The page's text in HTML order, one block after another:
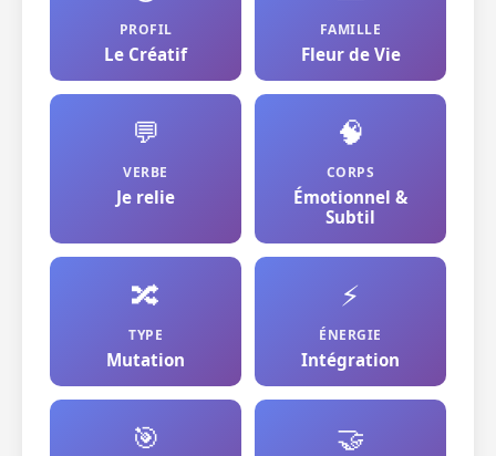
PROFIL
Le Créatif
FAMILLE
Fleur de Vie
💬
VERBE
Je relie
🧠
CORPS
Émotionnel &
Subtil
🔀
TYPE
Mutation
⚡
ÉNERGIE
Intégration
🎯 🤝